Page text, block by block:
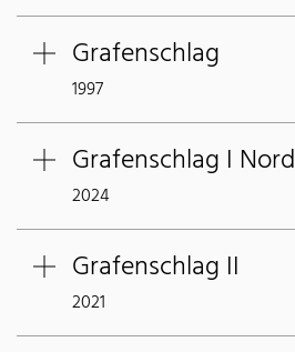
Grafenschlag
1997
Grafenschlag I Nord
2024
Grafenschlag II
2021